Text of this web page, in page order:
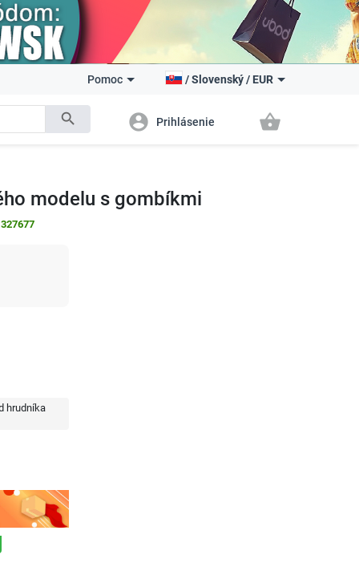
search
Pomoc /Slovenský/ EUR
account_circle Prihlásenie shopping_basket
modelu s gombíkmi
327677
hrudníka